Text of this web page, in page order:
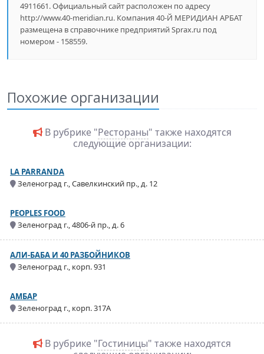
4911661. Официальный сайт расположен по адресу
http://www.40-meridian.ru. Компания 40-Й МЕРИДИАН АРБАТ
размещена в справочнике предприятий Sprax.ru под
номером - 158559.
Похожие организации
В рубрике "Рестораны" также находятся
следующие организации:
LA PARRANDA
Зеленоград г., Савелкинский пр., д. 12
PEOPLES FOOD
Зеленоград г., 4806-й пр., д. 6
АЛИ-БАБА И 40 РАЗБОЙНИКОВ
Зеленоград г., корп. 931
АМБАР
Зеленоград г., корп. 317А
В рубрике "Гостиницы" также находятся